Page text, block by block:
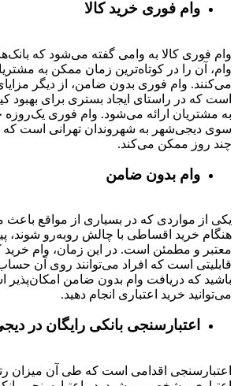
وام فوری خرید کالا
وام فوری کالا به وامی گفته می‌شود که
وام، آن را در کوتاه‌ترین زمان ممکن به
می‌کنند. وام فوری بدون ضامن، از دیگر
است که در راستای ایجاد بستری برای بهبود
به مشتریان ارائه می‌شود. وام فوری
سوی دیجی‌شهر به شهروندان تهرانی است که
چند روز ممکن می‌کند.
وام بدون ضامن
یکی از مواردی که در بسیاری از مواقع باعث
هنگام خرید اقساطی با چالش روبه‌رو شوند،
معتبر و مطمئن است. در این زمان، وام خرید
قابلیتی است که افراد می‌توانند روی آن
باشید که دریافت وام بدون ضامن
می‌توانید خرید اعتباری انجام دهید.
اعتبارسنجی بانکی رایگان در
اعتبارسنجی اقدامی است که طی آن میزان